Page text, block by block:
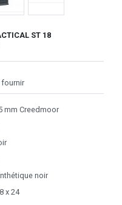
ST 18
fournir
mm Creedmoor
noir
x 24